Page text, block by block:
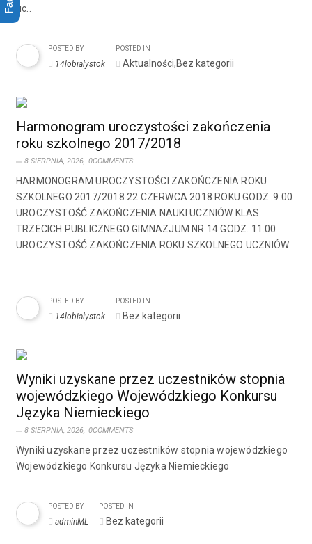
uc..
POSTED BY
14lobialystok
POSTED IN
Aktualności,Bez kategorii
Harmonogram uroczystości zakończenia
roku szkolnego 2017/2018
8 SIERPNIA, 2026, 0COMMENTS
HARMONOGRAM UROCZYSTOŚCI ZAKOŃCZENIA ROKU
SZKOLNEGO 2017/2018 22 CZERWCA 2018 ROKU GODZ. 9.00
UROCZYSTOŚĆ ZAKOŃCZENIA NAUKI UCZNIÓW KLAS
TRZECICH PUBLICZNEGO GIMNAZJUM NR 14 GODZ. 11.00
UROCZYSTOŚĆ ZAKOŃCZENIA ROKU SZKOLNEGO UCZNIÓW
POSTED BY
14lobialystok
POSTED IN
Bez kategorii
Wyniki uzyskane przez uczestników stopnia
wojewódzkiego Wojewódzkiego Konkursu
Języka Niemieckiego
8 SIERPNIA, 2026, 0COMMENTS
Wyniki uzyskane przez uczestników stopnia wojewódzkiego
Wojewódzkiego Konkursu Języka Niemieckiego
POSTED BY
adminML
POSTED IN
Bez kategorii